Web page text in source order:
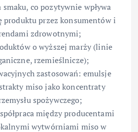
smaku, co pozytywnie wpływa
produktu przez konsumentów i
zdrowotnymi;
o wyższej marży (linie
rzemieślnicze);
zastosowań: emulsje
miso jako koncentraty
spożywczego;
między producentami
wytwórniami miso w